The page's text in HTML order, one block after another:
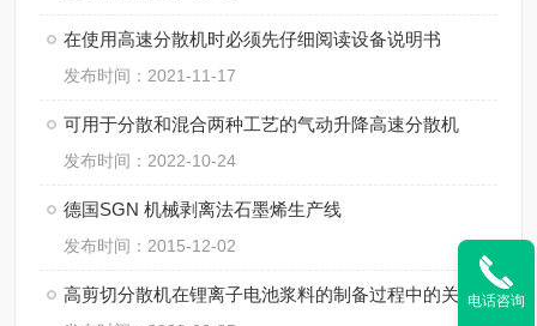
在使用高速分散机时必须先仔细阅读设备说明书
发布时间：2021-11-17
可用于分散和混合两种工艺的气动升降高速分散机
发布时间：2022-10-24
德国SGN 机械剥离法石墨烯生产线
发布时间：2015-12-02
高剪切分散机在锂离子电池浆料的制备过程中的关键性电话咨询